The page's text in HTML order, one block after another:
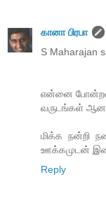
கானா பிரபா
S Maharajan
என்னை
வருடங்கள்
மிக்க நன்றி
ஊக்கமுடன்
Reply